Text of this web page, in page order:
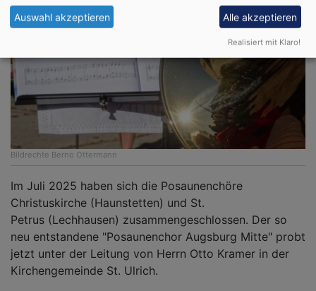
Bildrechte Berno Ottermann
Im Juli 2025 haben sich die Posaunenchöre
Christuskirche (Haunstetten) und St.
Petrus (Lechhausen) zusammengeschlossen. Der so
neu entstandene "Posaunenchor Augsburg Mitte" probt
jetzt unter der Leitung von Herrn Otto Kramer in der
Kirchengemeinde St. Ulrich.
Auswahl akzeptieren Alle akzeptieren
Realisiert mit Klaro!